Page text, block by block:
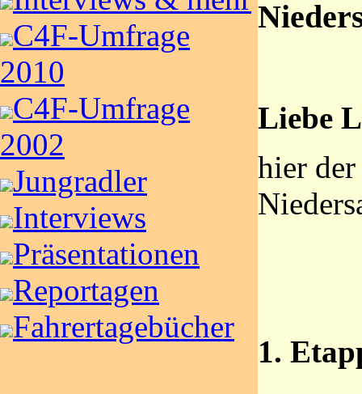
C4F-Umfrage
2010
C4F-Umfrage
2002
Jungradler
Interviews
Präsentationen
Reportagen
Fahrertagebücher
Liebe
hier
1.